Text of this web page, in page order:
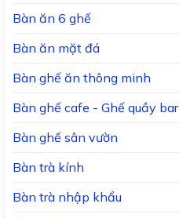
Bàn ăn 6 ghế
Bàn ăn mặt đá
Bàn ghế ăn thông minh
Bàn ghế cafe - Ghế quầy bar
Bàn ghế sân vườn
Bàn trà kính
Bàn trà nhập khẩu